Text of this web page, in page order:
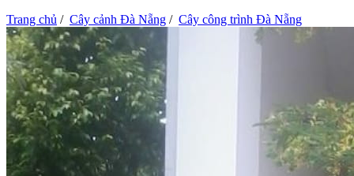
Trang chủ / Cây cảnh Đà Nẵng / Cây công trình Đà Nẵng